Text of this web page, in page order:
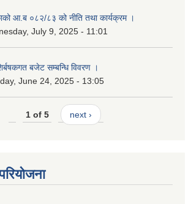
आ.ब ०८२/८३ को नीति तथा कार्यक्रम ।
July 9, 2025 - 11:01
बजेट सम्बन्धि विवरण ।
June 24, 2025 - 13:05
1 of 5 next ›